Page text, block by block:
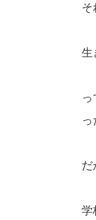
生
だ
学